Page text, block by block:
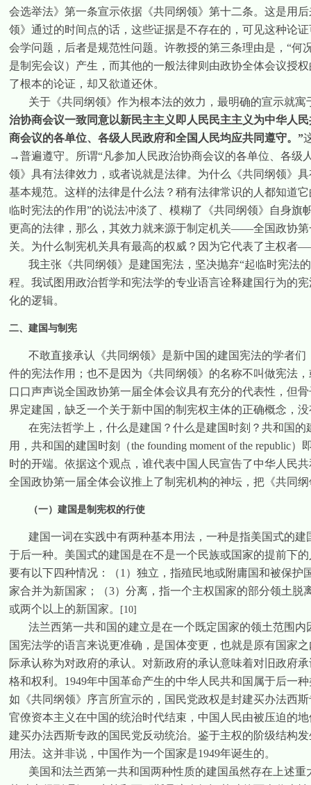
会选举法》第一条宣示依据《共同纲领》第十二条。这是用
领》通过的时间点的话，这些证据是不存在的，可见这种论
会学问题，后者是规范性问题。 许教授的第三条理由是，“
是制宪会议）产生，而其他的一般法律则由政协全体会议授
了根本的论证，却又欲道还休。
关于《共同纲领》作为根本法的效力，最明确的宣示就
治协商会议一致同意以新民主主义即人民民主主义为中华人
商会议的各单位、各级人民政府和全国人民均应共同遵守。”
→普遍遵守。所谓“凡参加人民政治协商会议的各单位、各级
领》具有法律效力，或者说就是法律。为什么《共同纲领》
基本规范。这样的法律是什么法？稍有法律常识的人都知道
临时宪法的作用”的说法冲淡了、模糊了《共同纲领》自身
更高的法律，那么，其效力就来源于制定机关——全国政协
关。为什么制宪机关具有最高的权威？因为它代表了主权
我主张《共同纲领》是建国宪法，坚决抛弃“起临时宪法
程。我试图用政治哲学和宪法学的专业语言诠释建国行为的
化的逻辑。
二、建国与制宪
不敢直接承认《共同纲领》是新中国的建国宪法的学者
件的宪法作用；也不是因为《共同纲领》的名称不叫做宪法
口口声声说全国政协第一届全体会议具有充分的代表性，但
界定建国，缺乏一个关于新中国的制宪权主体的正确概念，
在宪法哲学上，什么是建国？什么是建国时刻？共和国的
用，共和国的建国时刻（the founding moment of the republic）
时的开端。依据这个观点，谁代表中国人民宣告了中华人民
全国政协第一届全体会议推上了制宪机构的神坛，把《共同
（一）建国是制宪权的行使
建国一词在实践中有两种基本用法，一种是指美国式的
于后一种。美国式的建国是在不是一个民族或国家的提前下
要有以下四种情况：（1 ）独立，指殖民地或附庸国和被保护
家合并为新国家；（3）分离，指一个主权国家的部分领土脱
或两个以上的新国家。
[10]
法兰西第一共和国的建立是在一个既定国家的领土范围
国宪法学的语言来说更准确，是国体变更，也就是原有国家
际承认称为对政府的承认。对新政府的承认意味着对旧政府
格和权利。 1949年中国革命产生的中华人民共和国属于后一
如《共同纲领》序言所宣示的，国民党政权是封建买办法西
官僚资本主义在中国的统治时代结束，中国人民由被压迫的
建买办法西斯专政的国民党反动统治。鉴于主权的阶级结构
用法。这并非说，中国作为一个国家是1949年诞生的。
美国和法兰西第一共和国两种性质的建国虽然存在上述